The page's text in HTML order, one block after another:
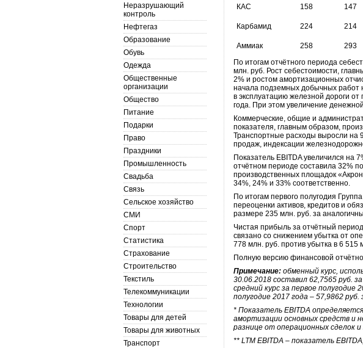
КАС 158 147
Карбамид 224 214
Аммиак 258 293
По итогам отчётного периода
млн. руб. Рост себестоимости,
2% и ростом амортизационных
начала подземных добычных работ
в эксплуатацию железной дороги
года. При этом увеличение
Коммерческие, общие и
показателя, главным образом,
Транспортные расходы выросли на
продаж, индексации
Показатель EBITDA увеличился на
отчётном периоде составила 32%
производственных площадок
34%, 24% и 33% соответственно.
По итогам первого полугодия
переоценки активов, кредитов и
размере 235 млн. руб. за
Чистая прибыль за отчётный
связано со снижением убытка от
778 млн. руб. против убытка в 6 515
Полную версию финансовой
Примечание: обменный курс,
30.06.2018 составил 62,7565 руб.
средний курс за первое полугодие
полугодие 2017 года – 57,9862
* Показатель EBITDA
амортизации основных средств и
разнице от операционных сделок
** LTM EBITDA – показатель
Неразрушающий
контроль
Нефтегаз
Образование
Обувь
Одежда
Общественные
организации
Общество
Питание
Подарки
Право
Праздники
Промышленность
Свадьба
Связь
Сельское хозяйство
СМИ
Спорт
Статистика
Страхование
Строительство
Текстиль
Телекоммуникации
Технологии
Товары для детей
Товары для животных
Транспорт